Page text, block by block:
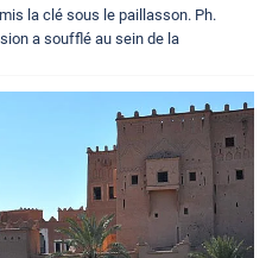
la clé sous le paillasson. Ph.
a soufflé au sein de la